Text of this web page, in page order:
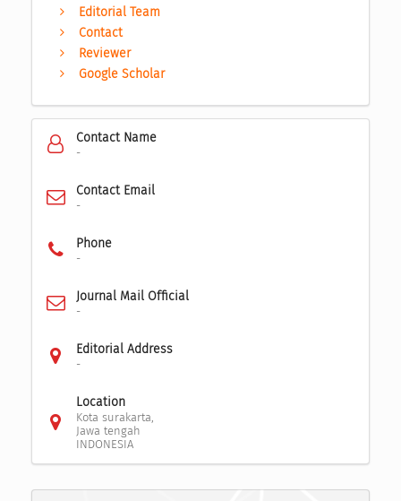
Editorial Team
Contact
Reviewer
Google Scholar
Contact Name
-
Contact Email
-
Phone
-
Journal Mail Official
-
Editorial Address
-
Location
Kota surakarta,
Jawa tengah
INDONESIA